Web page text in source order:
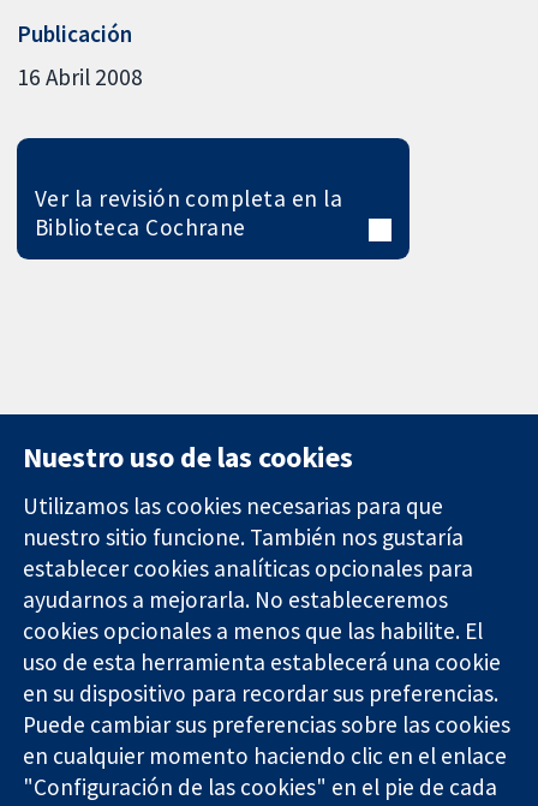
Publicación
16 Abril 2008
Ver la revisión completa en la
Biblioteca Cochrane
Evidencia fiable.
Decisiones
informadas.
Mejor salud.
11-13 Cavendish
Square
Londres
W1G 0AN
Reino Unido
Contacto
Noticias
Prensa
Sobre
nosotros
Empleo
Cochrane
Library
Nuestro uso de las cookies
Utilizamos las cookies necesarias para que
nuestro sitio funcione. También nos gustaría
establecer cookies analíticas opcionales para
ayudarnos a mejorarla. No estableceremos
cookies opcionales a menos que las habilite. El
uso de esta herramienta establecerá una cookie
en su dispositivo para recordar sus preferencias.
Puede cambiar sus preferencias sobre las cookies
en cualquier momento haciendo clic en el enlace
"Configuración de las cookies" en el pie de cada